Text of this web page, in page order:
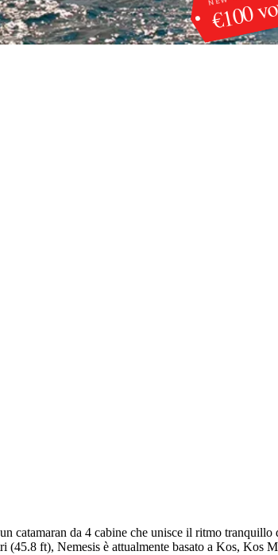
catamaran da 4 cabine che unisce il ritmo
(45.8 ft), Nemesis è attualmente basato a Kos, Kos